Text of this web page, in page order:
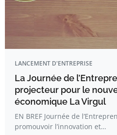
LANCEMENT D'ENTREPRISE
La Journée de
projecteur pour le
économique La Virgul
EN BREF Journée de
promouvoir l’innovation et…